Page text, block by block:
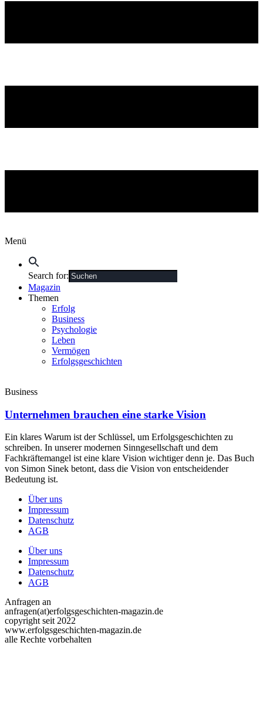
Menü
Search for:
Magazin
Themen
Erfolg
Business
Psychologie
Leben
Vermögen
Erfolgsgeschichten
Business
Unternehmen brauchen eine starke Vision
Ein klares Warum ist der Schlüssel, um Erfolgsgeschichten zu
schreiben. In unserer modernen Sinngesellschaft und dem
Fachkräftemangel ist eine klare Vision wichtiger denn je. Das Buch
von Simon Sinek betont, dass die Vision von entscheidender
Bedeutung ist.
Über uns
Impressum
Datenschutz
AGB
Über uns
Impressum
Datenschutz
AGB
Anfragen an
anfragen(at)erfolgsgeschichten-magazin.de
copyright seit 2022
www.erfolgsgeschichten-magazin.de
alle Rechte vorbehalten